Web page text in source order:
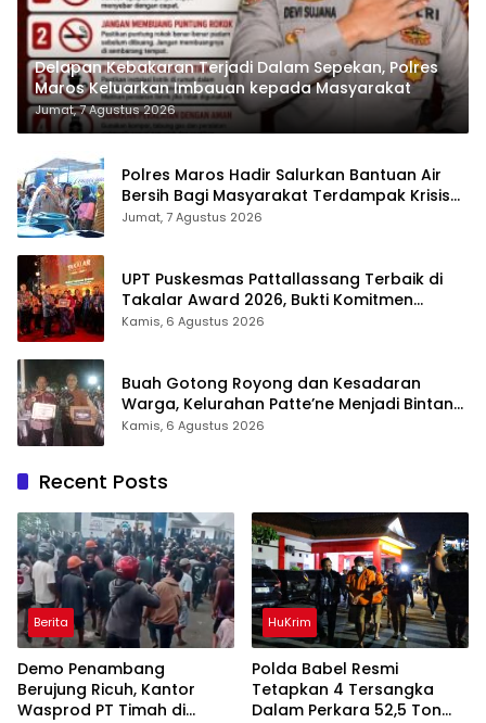
Delapan Kebakaran Terjadi Dalam Sepekan, Polres
Maros Keluarkan Imbauan kepada Masyarakat
Jumat, 7 Agustus 2026
Polres Maros Hadir Salurkan Bantuan Air
Bersih Bagi Masyarakat Terdampak Krisis
Air Bersih Di Maros
Jumat, 7 Agustus 2026
UPT Puskesmas Pattallassang Terbaik di
Takalar Award 2026, Bukti Komitmen
Hadirkan Pelayanan Kesehatan Berkualitas
Kamis, 6 Agustus 2026
Buah Gotong Royong dan Kesadaran
Warga, Kelurahan Patte’ne Menjadi Bintang
Takalar Award 2026
Kamis, 6 Agustus 2026
Recent Posts
Berita
Demo Penambang
Berujung Ricuh, Kantor
Wasprod PT Timah di
HuKrim
Polda Babel Resmi
Tetapkan 4 Tersangka
Dalam Perkara 52,5 Ton